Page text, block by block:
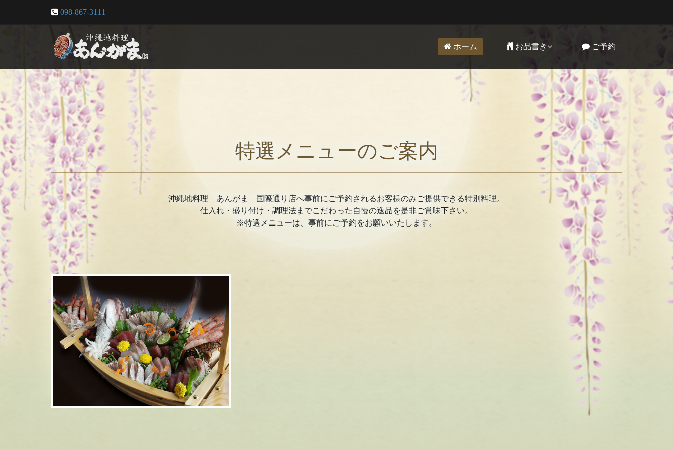
098-867-3111
ホーム お品書き ご予約
特選メニューのご案内
沖縄地料理 あんがま 国際通り店へ事前にご予約されるお客様のみご提供できる特別料理。
仕入れ・盛り付け・調理法までこだわった自慢の逸品を是非ご賞味下さい。
※特選メニューは、事前にご予約をお願いいたします。
舟盛り
詳細はこちら